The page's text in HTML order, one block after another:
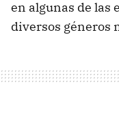
en algunas de las
diversos géneros